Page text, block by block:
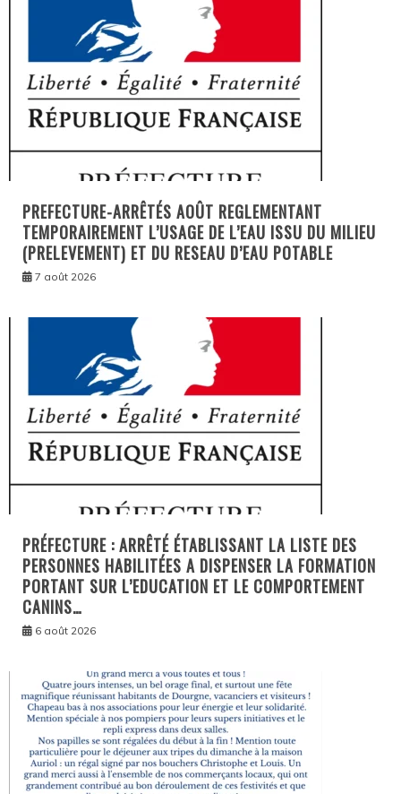
PREFECTURE-ARRÊTÉS AOÛT REGLEMENTANT
TEMPORAIREMENT L’USAGE DE L’EAU ISSU DU MILIEU
(PRELEVEMENT) ET DU RESEAU D’EAU POTABLE
7 août 2026
PRÉFECTURE : ARRÊTÉ ÉTABLISSANT LA LISTE DES
PERSONNES HABILITÉES A DISPENSER LA FORMATION
PORTANT SUR L’EDUCATION ET LE COMPORTEMENT
CANINS…
6 août 2026